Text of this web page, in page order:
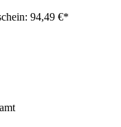
94,49 €*